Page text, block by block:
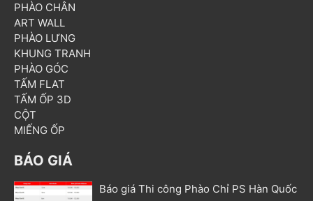
PHÀO CHÂN
ART WALL
PHÀO LƯNG
KHUNG TRANH
PHÀO GÓC
TẤM FLAT
TẤM ỐP 3D
CỘT
MIẾNG ỐP
BÁO GIÁ
Báo giá Thi công Phào Chỉ PS Hàn Quốc